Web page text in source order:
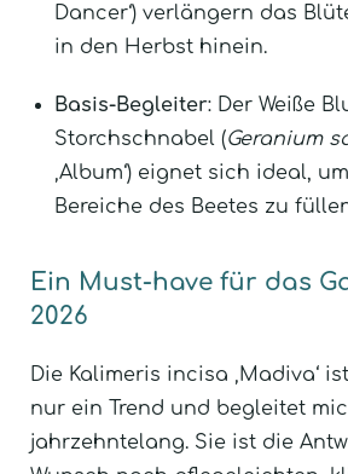
Dancer‘) verlängern das
in den Herbst hinein.
Basis-Begleiter: Der Weiße
Storchschnabel (Geranium
‚Album‘) eignet sich ideal,
Bereiche des Beetes zu
Ein Must-have für das
2026
Die Kalimeris incisa ‚Madiva‘
nur ein Trend und begleitet
jahrzehntelang. Sie ist die